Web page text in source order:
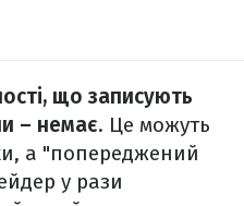
що записують
– немає. Це можуть
а "попереджений
у рази